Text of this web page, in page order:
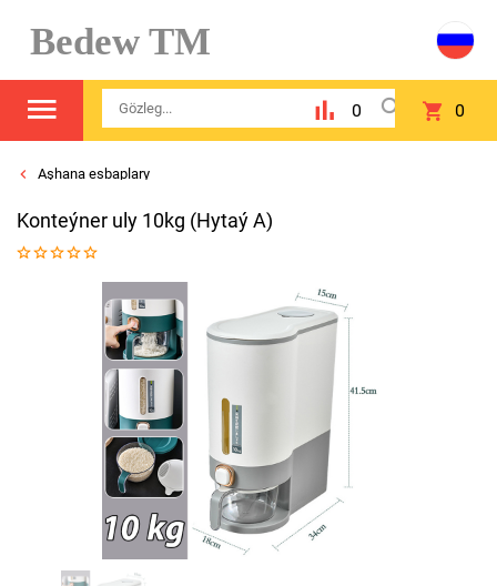
Bedew TM
0 0
Aşhana esbaplary
Konteýner uly 10kg (Hytaý A)